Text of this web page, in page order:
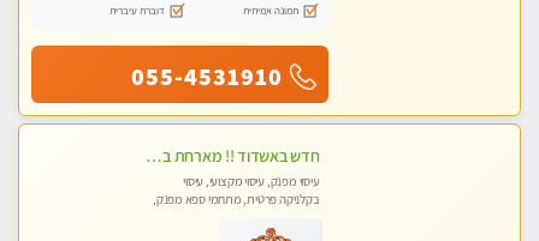
תמונה אמיתית
דוברת עיברית
055-4531910
חדש באשדוד !! מארחת בדירתי באופן פרטי ודיסקרטי מקום יפה מסודר נקי ואווירה נעימה יחס טוב בבית חםללא מין !!
עיסוי מפנק, עיסוי מקצועי, עיסוי
בקלניקה פרטית, מתחמי ספא מפנק,